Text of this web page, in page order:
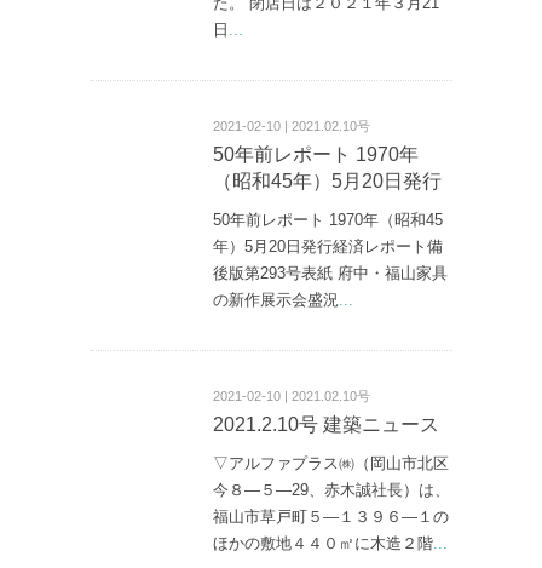
日
2021-02-10 | 2021.02.10号
50年前レポート 1970年
（昭和45年）5月20日発行
50年前レポート 1970年（昭和45
年）5月20日発行経済レポート備
後版第293号表紙 府中・福山家具
の新作展示会盛況
2021-02-10 | 2021.02.10号
2021.2.10号 建築ニュース
▽アルファプラス㈱（岡山市北区
今８—５—29、赤木誠社長）は、
福山市草戸町５—１３９６—１の
ほかの敷地４４０㎡に木造２階